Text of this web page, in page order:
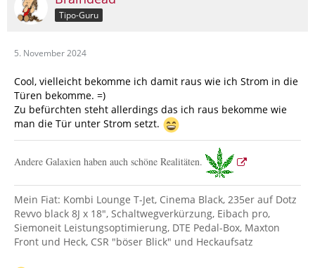
Tipo-Guru
5. November 2024
Cool, vielleicht bekomme ich damit raus wie ich Strom in die
Türen bekomme. =)
Zu befürchten steht allerdings das ich raus bekomme wie
man die Tür unter Strom setzt.
Andere Galaxien haben auch schöne Realitäten.
Mein Fiat: Kombi Lounge T-Jet, Cinema Black, 235er auf Dotz
Revvo black 8J x 18", Schaltwegverkürzung, Eibach pro,
Siemoneit Leistungsoptimierung, DTE Pedal-Box, Maxton
Front und Heck, CSR "böser Blick" und Heckaufsatz